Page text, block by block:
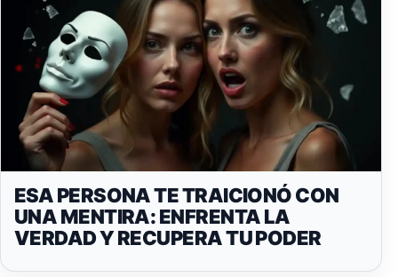
ESA PERSONA TE TRAICIONÓ CON
UNA MENTIRA: ENFRENTA LA
VERDAD Y RECUPERA TU PODER